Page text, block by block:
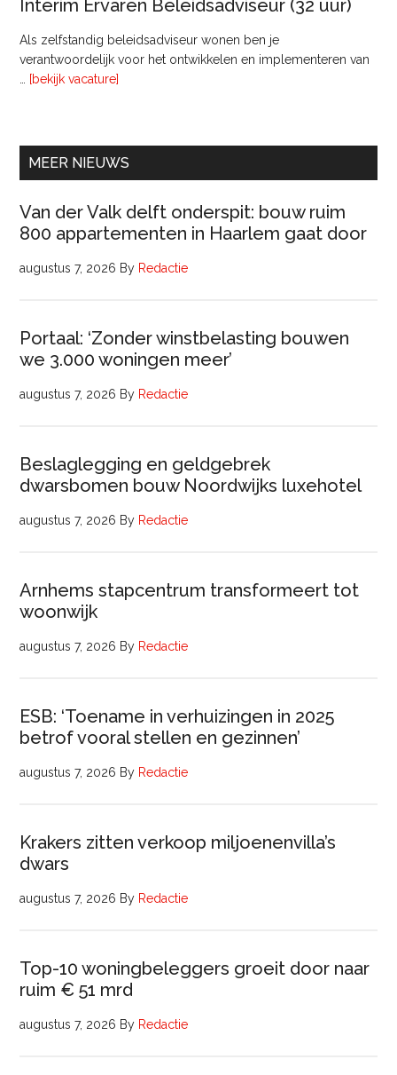
Interim Ervaren Beleidsadviseur (32 uur)
Als zelfstandig beleidsadviseur wonen ben je
verantwoordelijk voor het ontwikkelen en implementeren van
[bekijk vacature]
uur)
MEER NIEUWS
Van der Valk delft onderspit: bouw ruim
800 appartementen in Haarlem gaat door
augustus 7, 2026 By Redactie
Portaal: ‘Zonder winstbelasting bouwen
we 3.000 woningen meer’
augustus 7, 2026 By Redactie
Beslaglegging en geldgebrek
dwarsbomen bouw Noordwijks luxehotel
augustus 7, 2026 By Redactie
Arnhems stapcentrum transformeert tot
woonwijk
augustus 7, 2026 By Redactie
ESB: ‘Toename in verhuizingen in 2025
betrof vooral stellen en gezinnen’
augustus 7, 2026 By Redactie
Krakers zitten verkoop miljoenenvilla’s
dwars
augustus 7, 2026 By Redactie
Top-10 woningbeleggers groeit door naar
ruim € 51 mrd
augustus 7, 2026 By Redactie